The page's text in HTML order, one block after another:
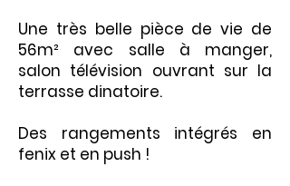
Une très belle pièce de vie de
56m² avec salle à manger,
salon télévision ouvrant sur la
terrasse dinatoire.
Des rangements intégrés en
fenix et en push !